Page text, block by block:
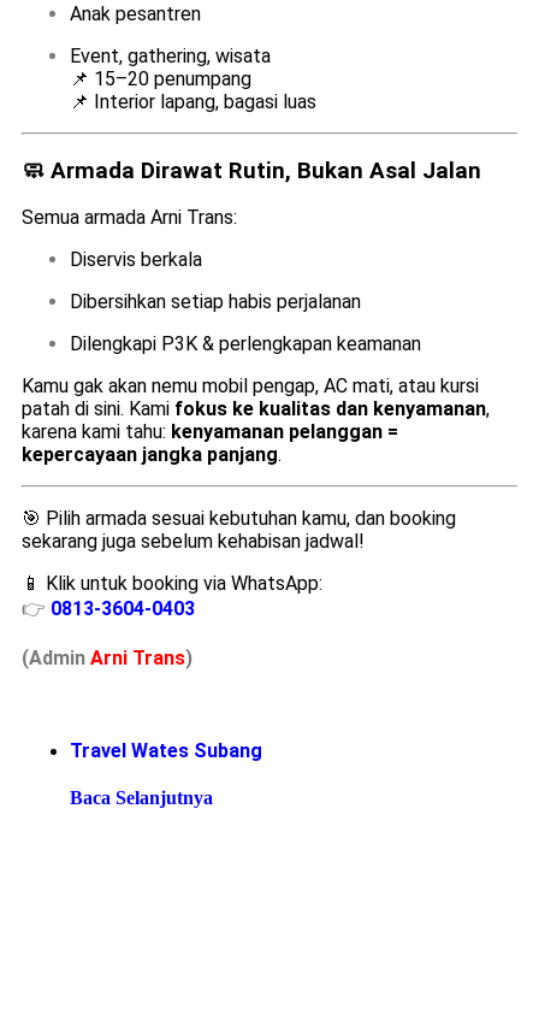
Anak pesantren
Event, gathering, wisata
📌 15–20 penumpang
📌 Interior lapang, bagasi luas
🧼 Armada Dirawat Rutin, Bukan Asal Jalan
Semua armada Arni Trans:
Diservis berkala
Dibersihkan setiap habis perjalanan
Dilengkapi P3K & perlengkapan keamanan
Kamu gak akan nemu mobil pengap, AC mati, atau kursi
patah di sini. Kami fokus ke kualitas dan kenyamanan,
karena kami tahu: kenyamanan pelanggan =
kepercayaan jangka panjang.
🎯 Pilih armada sesuai kebutuhan kamu, dan booking
sekarang juga sebelum kehabisan jadwal!
📱 Klik untuk booking via WhatsApp:
👉 0813-3604-0403
(Admin Arni Trans)
Travel Wates Subang
Baca Selanjutnya